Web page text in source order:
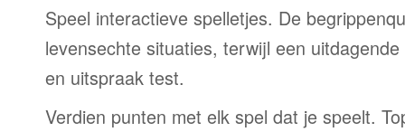
Speel interactieve spelletjes. De
levensechte situaties, terwijl een
en uitspraak test.
Verdien punten met elk spel dat je speelt.